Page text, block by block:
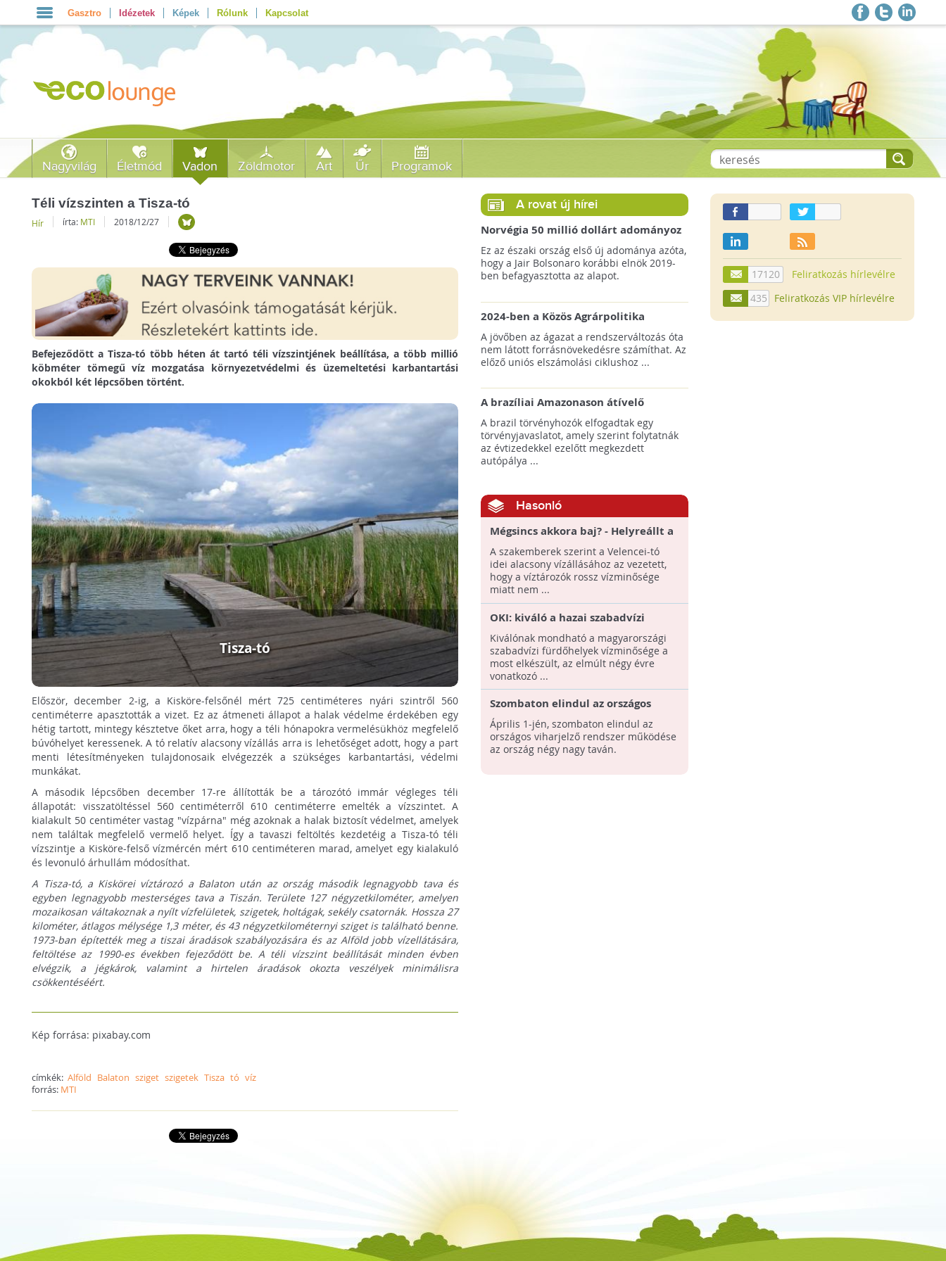
Gasztro Idézetek Képek Rólunk Kapcsolat
Nagyvilág Életmód Vadon Zöldmotor Art Űr Programok
Téli vízszinten a Tisza-tó
Hír írta: MTI 2018/12/27
Befejeződött a Tisza-tó több héten át tartó téli vízszintjének beállítása, a több millió
köbméter tömegű víz mozgatása környezetvédelmi és üzemeltetési karbantartási
okokból két lépcsőben történt.
Tisza-tó
Először, december 2-ig, a Kisköre-felsőnél mért 725 centiméteres nyári szintről 560
centiméterre apasztották a vizet. Ez az átmeneti állapot a halak védelme érdekében egy
hétig tartott, mintegy késztetve őket arra, hogy a téli hónapokra vermelésükhöz megfelelő
búvóhelyet keressenek. A tó relatív alacsony vízállás arra is lehetőséget adott, hogy a part
menti létesítményeken tulajdonosaik elvégezzék a szükséges karbantartási, védelmi
munkákat.
A második lépcsőben december 17-re állították be a tározótó immár végleges téli
állapotát: visszatöltéssel 560 centiméterről 610 centiméterre emelték a vízszintet. A
kialakult 50 centiméter vastag "vízpárna" még azoknak a halak biztosít védelmet, amelyek
nem találtak megfelelő vermelő helyet. Így a tavaszi feltöltés kezdetéig a Tisza-tó téli
vízszintje a Kisköre-felső vízmércén mért 610 centiméteren marad, amelyet egy kialakuló
és levonuló árhullám módosíthat.
A Tisza-tó, a Kiskörei víztározó a Balaton után az ország második legnagyobb tava és
egyben legnagyobb mesterséges tava a Tiszán. Területe 127 négyzetkilométer, amelyen
mozaikosan váltakoznak a nyílt vízfelületek, szigetek, holtágak, sekély csatornák. Hossza 27
kilométer, átlagos mélysége 1,3 méter, és 43 négyzetkilométernyi sziget is található benne.
1973-ban építették meg a tiszai áradások szabályozására és az Alföld jobb vízellátására,
feltöltése az 1990-es években fejeződött be. A téli vízszint beállítását minden évben
elvégzik, a jégkárok, valamint a hirtelen áradások okozta veszélyek minimálisra
csökkentéséért.
Kép forrása: pixabay.com
címkék:Alföld Balaton sziget szigetek Tisza tó víz
forrás: MTI
A rovat új hírei
Norvégia 50 millió dollárt adományoz
a brazil Amazonas-alapnak a csökkenő
erdőirtás miatt
Ez az északi ország első új adománya azóta,
hogy a Jair Bolsonaro korábbi elnök 2019-
ben befagyasztotta az alapot.
2024-ben a Közös Agrárpolitika
keretein belül az erdőtelepítési
pályázatok az elsők között nyílnak
majd meg
A jövőben az ágazat a rendszerváltozás óta
nem látott forrásnövekedésre számíthat. Az
előző uniós elszámolási ciklushoz ...
A brazíliai Amazonason átívelő
autópálya robbanásszerű illegális
erdőirtást indíthat el
A brazil törvényhozók elfogadtak egy
törvényjavaslatot, amely szerint folytatnák
az évtizedekkel ezelőtt megkezdett
autópálya ...
Hasonló
Mégsincs akkora baj? - Helyreállt a
Velencei-tó vízmérlege a
szakemberek szerint
A szakemberek szerint a Velencei-tó
idei alacsony vízállásához az vezetett,
hogy a víztározók rossz vízminősége
miatt nem ...
OKI: kiváló a hazai szabadvízi
strandok vízminősége
Kiválónak mondható a magyarországi
szabadvízi fürdőhelyek vízminősége a
most elkészült, az elmúlt négy évre
vonatkozó ...
Szombaton elindul az országos
viharjelző rendszer a nagy tavakon
Április 1-jén, szombaton elindul az
országos viharjelző rendszer működése
az ország négy nagy taván.
17120
Feliratkozás hírlevélre
435
Feliratkozás VIP hírlevélre